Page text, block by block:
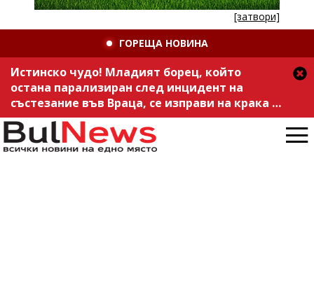
[затвори]
ГОРЕЩА НОВИНА
Истинско чудо! Младият борец, който
остана парализиран след инцидент на
състезание във Враца, се изправи на крака /
снимка/